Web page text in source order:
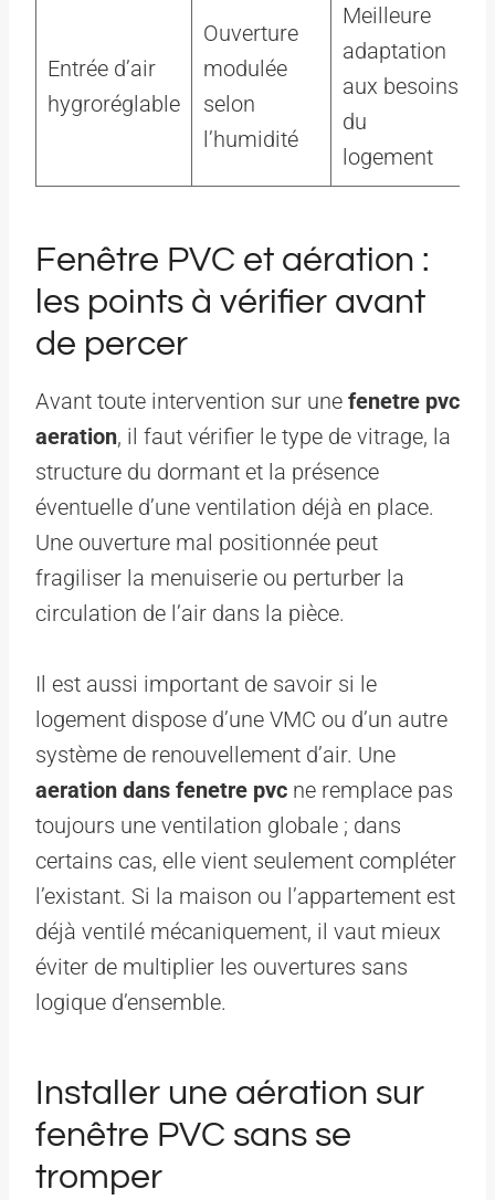
Entrée d’air
hygroréglable
Ouverture
modulée
selon
l’humidité
Meilleure
adaptation
aux besoins
du
logement
Fenêtre PVC et aération :
les points à vérifier avant
de percer
Avant toute intervention sur une fenetre pvc
aeration, il faut vérifier le type de vitrage, la
structure du dormant et la présence
éventuelle d’une ventilation déjà en place.
Une ouverture mal positionnée peut
fragiliser la menuiserie ou perturber la
circulation de l’air dans la pièce.
Il est aussi important de savoir si le
logement dispose d’une VMC ou d’un autre
système de renouvellement d’air. Une
aeration dans fenetre pvc ne remplace pas
toujours une ventilation globale ; dans
certains cas, elle vient seulement compléter
l’existant. Si la maison ou l’appartement est
déjà ventilé mécaniquement, il vaut mieux
éviter de multiplier les ouvertures sans
logique d’ensemble.
Installer une aération sur
fenêtre PVC sans se
tromper